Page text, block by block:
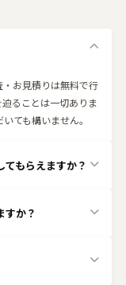
お見積りは無料で行
ることは一切ありま
ても構いません。
もらえますか？
迅速に対応いたしま
すか？
補償の対象となるケ